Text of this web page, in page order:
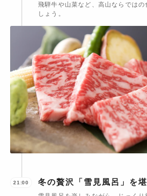
飛騨牛や山菜など、高山ならではの
しょう。
21:00 冬の贅沢「雪見風呂」を